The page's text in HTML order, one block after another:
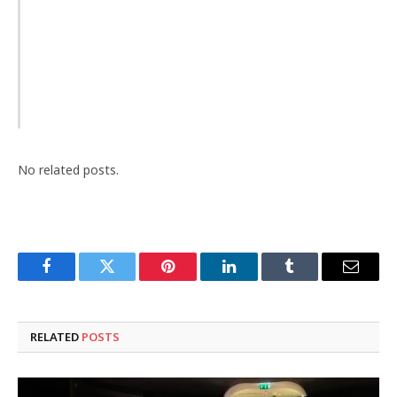
No related posts.
FacebookTwitter Pinterest LinkedInTumblr Email
RELATED POSTS